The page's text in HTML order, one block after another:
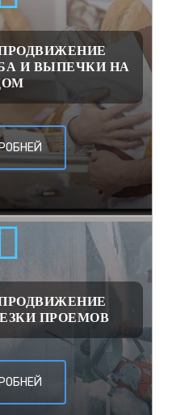
И ВЫПЕЧКИ НА
ПРОЕМОВ